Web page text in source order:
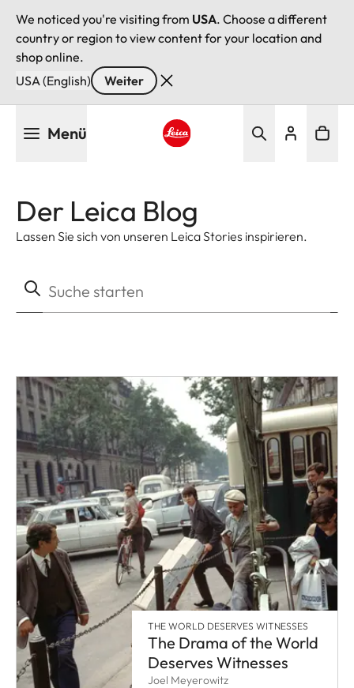
We noticed you're visiting from USA. Choose a different
country or region to view content for your location and
shop online.
USA (English)
Weiter
Menü
Der Leica Blog
Lassen Sie sich von unseren Leica Stories inspirieren.
THE WORLD DESERVES WITNESSES
The Drama of the World
Deserves Witnesses
Joel Meyerowitz